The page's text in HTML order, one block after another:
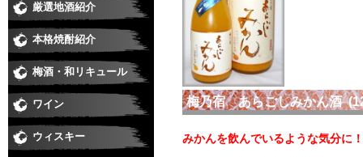
梅乃宿 あらごしみかん酒
みかんを飲んでいるような気分に
厳選地酒紹介 純米大吟醸
大吟醸
純米吟醸酒
純米酒
吟醸酒
本醸造
普通酒
にごり酒
極甘口、低アルコール
季節の酒・春
季節の酒・夏
季節の酒・秋（ひやおろし、他）
季節の酒・冬（しぼりたて、他）
本格焼酎紹介 芋焼酎
麦焼酎
米焼酎
黒糖、泡盛、その他
季節の焼酎・春
季節の焼酎・夏
季節の焼酎・秋
季節の焼酎・冬
梅酒・和リキュール 梅酒
和リキュール
ワイン 日本ワイン
赤
白
ロゼ
スパークリング・シャンパン
ウィスキー